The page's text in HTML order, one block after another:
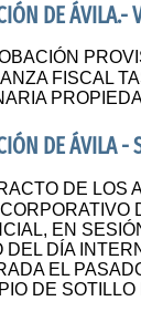
DE ÁVILA.-
FISCAL
DE ÁVILA -
DE LOS
EN
DEL DÍA
EL
DE